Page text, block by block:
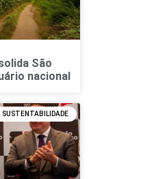
São
nacional
SUSTENTABILIDADE